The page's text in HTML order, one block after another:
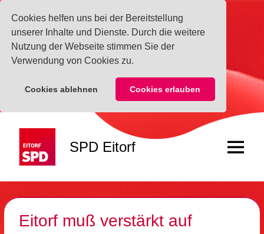
Cookies helfen uns bei der Bereitstellung
unserer Inhalte und Dienste. Durch die weitere
Nutzung der Webseite stimmen Sie der
Verwendung von Cookies zu.
Cookies ablehnen Cookies erlauben
springen
SPD Eitorf Menü
Eitorf muß verstärkt auf